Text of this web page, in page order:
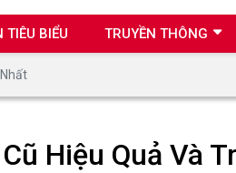
TIÊU BIỂU TRUYỀN THÔNG
Hiệu Quả Và